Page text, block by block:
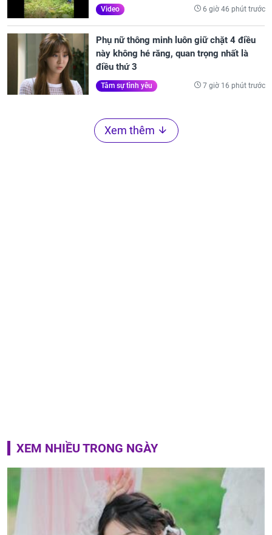
Video 6 giờ 46 phút trước
Phụ nữ thông minh luôn giữ chặt 4 điều
này không hé răng, quan trọng nhất là
điều thứ 3
Tâm sự tình yêu 7 giờ 16 phút trước
Xem thêm
XEM NHIỀU TRONG NGÀY